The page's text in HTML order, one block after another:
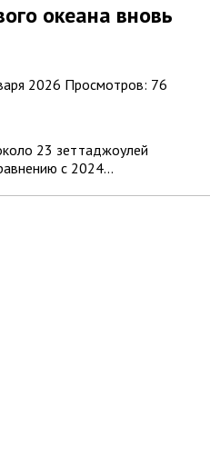
океана вновь
2026 Просмотров: 76
23 зеттаджоулей
с 2024...